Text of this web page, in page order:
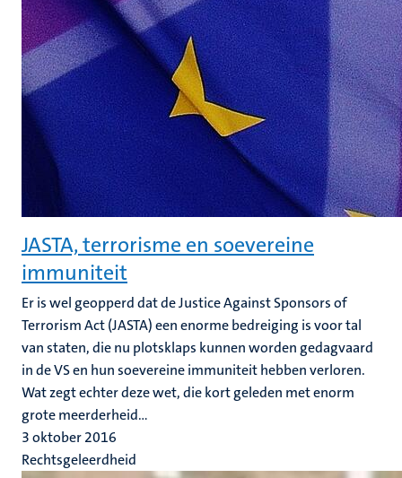
JASTA, terrorisme en soevereine
immuniteit
Er is wel geopperd dat de Justice Against Sponsors of
Terrorism Act (JASTA) een enorme bedreiging is voor tal
van staten, die nu plotsklaps kunnen worden gedagvaard
in de VS en hun soevereine immuniteit hebben verloren.
Wat zegt echter deze wet, die kort geleden met enorm
grote meerderheid...
3 oktober 2016
Rechtsgeleerdheid